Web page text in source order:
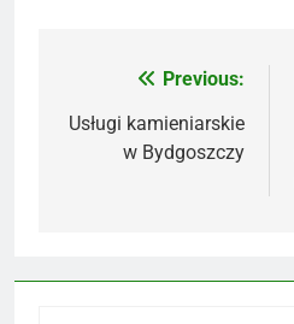
Nawigacja
wpisu
Previous:
Usługi kamieniarskie
w Bydgoszczy